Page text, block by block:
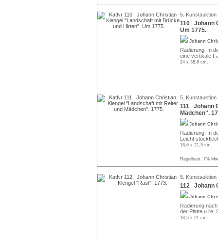
5.
110 Johann
Um 1775.
Johann
Radierung. In
eine vertikale
24 x 38,6 cm.
5.
111 Johann
Mädchen".
Johann
Radierung. In
Leicht
18,6 x 21,5 cm.
Regelbest. 7%
5.
112 Johann
Johann
Radierung
der Platte u.re.
18,5 x 21 cm.